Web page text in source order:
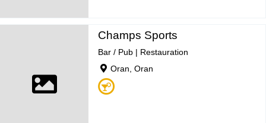
Champs Sports
Bar / Pub | Restauration
Oran, Oran